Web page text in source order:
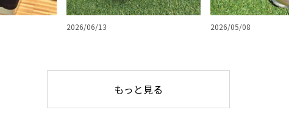
2026/06/13 2026/05/08
もっと見る